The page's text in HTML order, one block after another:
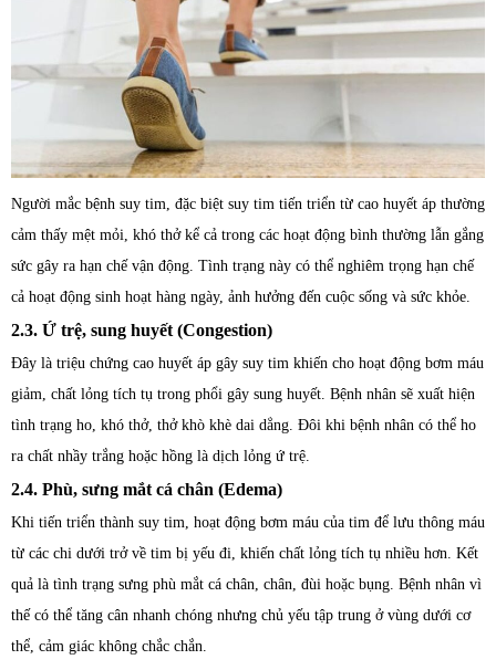
Người mắc bệnh suy tim, đặc biệt suy tim tiến triển từ cao huyết áp thường
cảm thấy mệt mỏi, khó thở kể cả trong các hoạt động bình thường lẫn gắng
sức gây ra hạn chế vận động. Tình trạng này có thể nghiêm trọng hạn chế
cả hoạt động sinh hoạt hàng ngày, ảnh hưởng đến cuộc sống và sức khỏe.
2.3. Ứ trệ, sung huyết (Congestion)
Đây là triệu chứng cao huyết áp gây suy tim khiến cho hoạt động bơm máu
giảm, chất lỏng tích tụ trong phổi gây sung huyết. Bệnh nhân sẽ xuất hiện
tình trạng ho, khó thở, thở khò khè dai dẳng. Đôi khi bệnh nhân có thể ho
ra chất nhầy trắng hoặc hồng là dịch lỏng ứ trệ.
2.4. Phù, sưng mắt cá chân (Edema)
Khi tiến triển thành suy tim, hoạt động bơm máu của tim để lưu thông máu
từ các chi dưới trở về tim bị yếu đi, khiến chất lỏng tích tụ nhiều hơn. Kết
quả là tình trạng sưng phù mắt cá chân, chân, đùi hoặc bụng. Bệnh nhân vì
thế có thể tăng cân nhanh chóng nhưng chủ yếu tập trung ở vùng dưới cơ
thể, cảm giác không chắc chắn.